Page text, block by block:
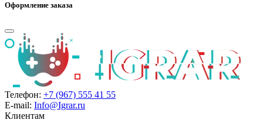
Оформление заказа
Телефон: +7 (967) 555 41 55
E-mail: Info@Igrar.ru
Клиентам